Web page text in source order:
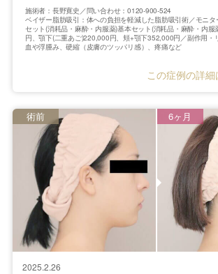
施術者：長野寛史／問い合わせ：0120-900-524
ベイザー脂肪吸引：体への負担を軽減した脂肪吸引術／モニ
セット(消耗品・麻酔・内服薬)基本セット(消耗品・麻酔・内
円、顎下(二重あご)220,000円、頬+顎下352,000円／副作用・
血や浮腫み、硬縮（皮膚のツッパリ感）、疼痛など
この症例の詳細
2025.2.26
術前 6ヶ月